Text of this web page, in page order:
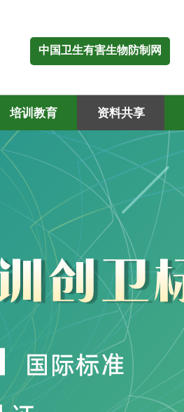
中国卫生有害生物防制网
培训教育 资料共享